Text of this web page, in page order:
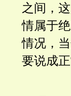
之间，
情属于
情况，
要说成